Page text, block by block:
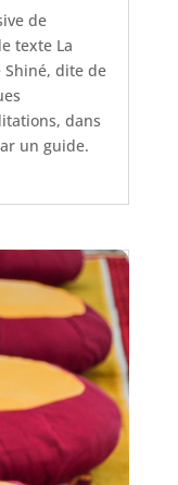
de
texte La
dite de
dans
un guide.